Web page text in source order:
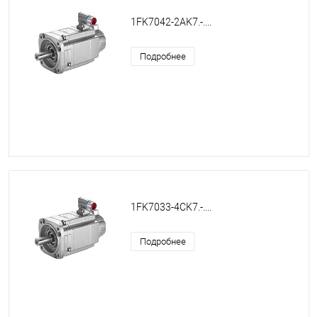
1FK7042-2AK7.-....
Подробнее
1FK7033-4CK7.-....
Подробнее